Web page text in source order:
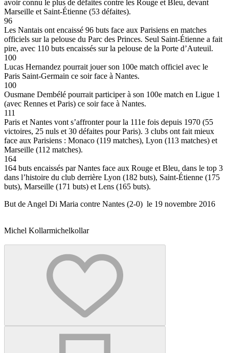
avoir connu le plus de défaites contre les Rouge et Bleu, devant
Marseille et Saint-Étienne (53 défaites).
96
Les Nantais ont encaissé 96 buts face aux Parisiens en matches
officiels sur la pelouse du Parc des Princes. Seul Saint-Étienne a fait
pire, avec 110 buts encaissés sur la pelouse de la Porte d’Auteuil.
100
Lucas Hernandez pourrait jouer son 100e match officiel avec le
Paris Saint-Germain ce soir face à Nantes.
100
Ousmane Dembélé pourrait participer à son 100e match en Ligue 1
(avec Rennes et Paris) ce soir face à Nantes.
111
Paris et Nantes vont s’affronter pour la 111e fois depuis 1970 (55
victoires, 25 nuls et 30 défaites pour Paris). 3 clubs ont fait mieux
face aux Parisiens : Monaco (119 matches), Lyon (113 matches) et
Marseille (112 matches).
164
164 buts encaissés par Nantes face aux Rouge et Bleu, dans le top 3
dans l’histoire du club derrière Lyon (182 buts), Saint-Étienne (175
buts), Marseille (171 buts) et Lens (165 buts).
But de Angel Di Maria contre Nantes (2-0) le 19 novembre 2016
Michel Kollarmichelkollar